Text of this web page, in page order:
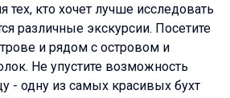
тех, кто хочет лучше исследовать
различные экскурсии. Посетите
и рядом с островом и
Не упустите возможность
- одну из самых красивых бухт